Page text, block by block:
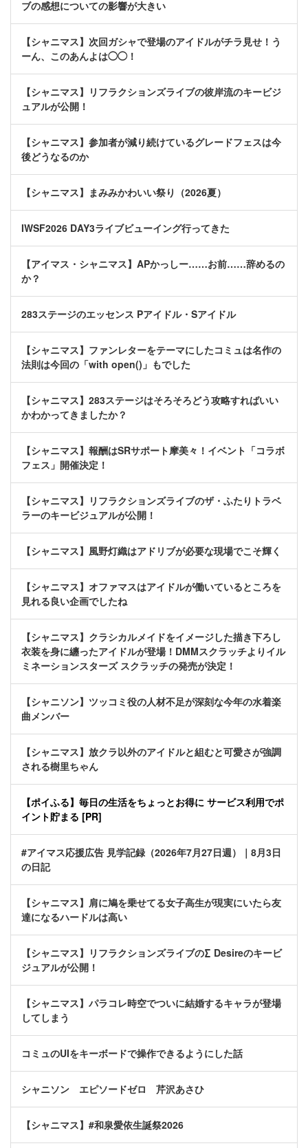
ブの感想についての影響が大きい
【シャニマス】次回ガシャで登場のアイドルがチラ見せ！う
ーん、このあんよは◯◯！
【シャニマス】リフラクションズライブの彼岸流のキービジ
ュアルが公開！
【シャニマス】参加者が減り続けているグレードフェスは今
後どうなるのか
【シャニマス】まみみかわいい祭り（2026夏）
IWSF2026 DAY3ライブビューイング行ってきた
【アイマス・シャニマス】APかっしー……お前……辞めるの
か？
283ステージのエッセンス Pアイドル・Sアイドル
【シャニマス】ファンレターをテーマにしたコミュは名作の
法則は今回の「with open()」もでした
【シャニマス】283ステージはそろそろどう攻略すればいい
かわかってきましたか？
【シャニマス】報酬はSRサポート摩美々！イベント「コラボ
フェス」開催決定！
【シャニマス】リフラクションズライブのザ・ふたりトラベ
ラーのキービジュアルが公開！
【シャニマス】風野灯織はアドリブが必要な現場でこそ輝く
【シャニマス】オファマスはアイドルが働いているところを
見れる良い企画でしたね
【シャニマス】クラシカルメイドをイメージした描き下ろし
衣装を身に纏ったアイドルが登場！DMMスクラッチよりイル
ミネーションスターズ スクラッチの発売が決定！
【シャニソン】ツッコミ役の人材不足が深刻な今年の水着楽
曲メンバー
【シャニマス】放クラ以外のアイドルと組むと可愛さが強調
される樹里ちゃん
【ポイふる】毎日の生活をちょっとお得に サービス利用でポ
イント貯まる [PR]
#アイマス応援広告 見学記録（2026年7月27日週）｜8月3日
の日記
【シャニマス】肩に鳩を乗せてる女子高生が現実にいたら友
達になるハードルは高い
【シャニマス】リフラクションズライブの∑ Desireのキービ
ジュアルが公開！
【シャニマス】パラコレ時空でついに結婚するキャラが登場
してしまう
コミュのUIをキーボードで操作できるようにした話
シャニソン エピソードゼロ 芹沢あさひ
【シャニマス】#和泉愛依生誕祭2026